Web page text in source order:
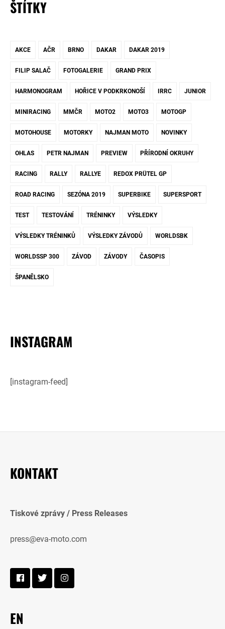
ŠTÍTKY
AKCE AČR BRNO DAKAR DAKAR 2019
FILIP SALAČ FOTOGALERIE GRAND PRIX
HARMONOGRAM HOŘICE V PODKRKONOŠÍ IRRC JUNIOR
MINIRACING MMČR MOTO2 MOTO3 MOTOGP
MOTOHOUSE MOTORKY NAJMAN MOTO NOVINKY
OHLAS PETR NAJMAN PREVIEW PŘÍRODNÍ OKRUHY
RACING RALLY RALLYE REDOX PRÜTEL GP
ROAD RACING SEZÓNA 2019 SUPERBIKE SUPERSPORT
TEST TESTOVÁNÍ TRÉNINKY VÝSLEDKY
VÝSLEDKY TRÉNINKŮ VÝSLEDKY ZÁVODŮ WORLDSBK
WORLDSSP 300 ZÁVOD ZÁVODY ČASOPIS
ŠPANĚLSKO
INSTAGRAM
[instagram-feed]
KONTAKT
Tiskové zprávy / Press Releases
press@eva-moto.com
EN